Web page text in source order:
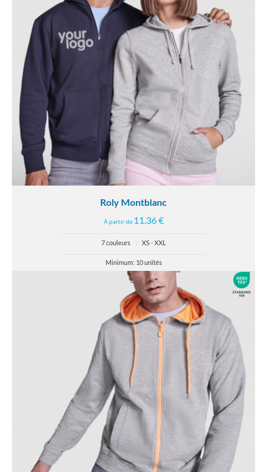
Roly Montblanc
À partir de 11.36 €
7 couleurs XS - XXL
Minimum: 10 unités